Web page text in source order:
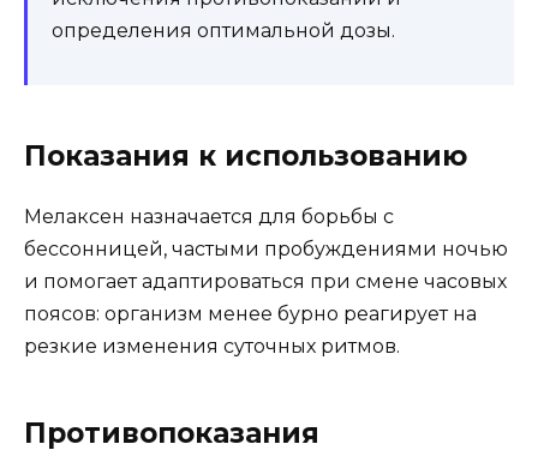
определения оптимальной дозы.
Показания к использованию
Мелаксен назначается для борьбы с
бессонницей, частыми пробуждениями ночью
и помогает адаптироваться при смене часовых
поясов: организм менее бурно реагирует на
резкие изменения суточных ритмов.
Противопоказания